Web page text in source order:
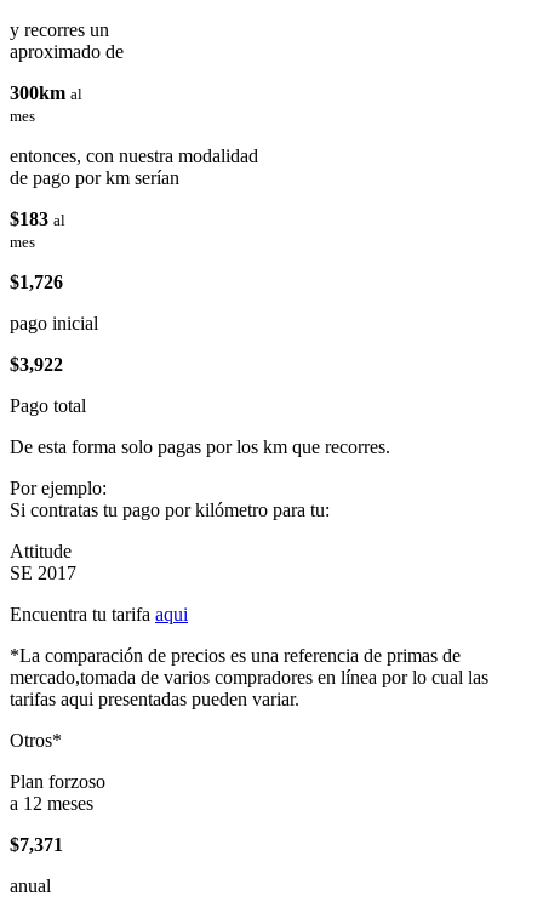
y recorres un
aproximado de
300km al
mes
entonces, con nuestra modalidad
de pago por km serían
$183 al
mes
$1,726
pago inicial
$3,922
Pago total
De esta forma solo pagas por los km que recorres.
Por ejemplo:
Si contratas tu pago por kilómetro para tu:
Attitude
SE 2017
Encuentra tu tarifa aqui
*La comparación de precios es una referencia de primas de
mercado,tomada de varios compradores en línea por lo cual las
tarifas aqui presentadas pueden variar.
Otros*
Plan forzoso
a 12 meses
$7,371
anual